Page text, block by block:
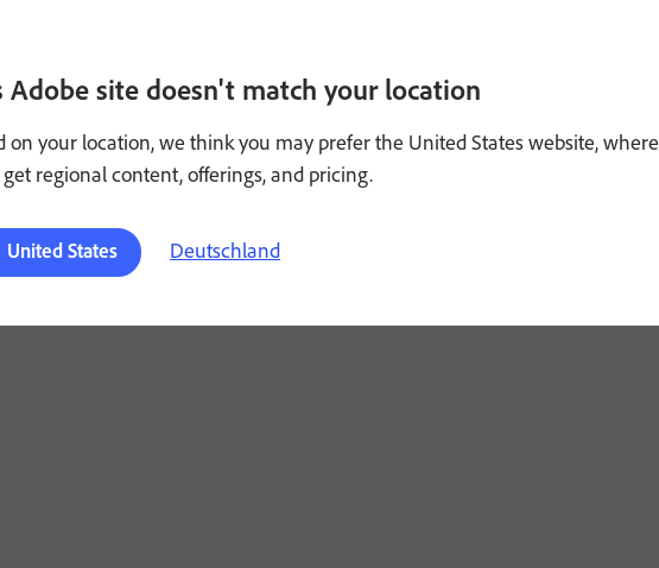
Adobe site doesn't match your location
on your location, we think you may prefer the United States website, where
regional content, offerings, and pricing.
United States Deutschland